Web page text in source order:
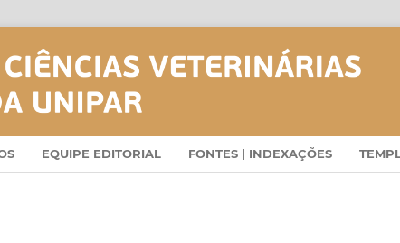
EQUIPE EDITORIAL FONTES | INDEXAÇÕES